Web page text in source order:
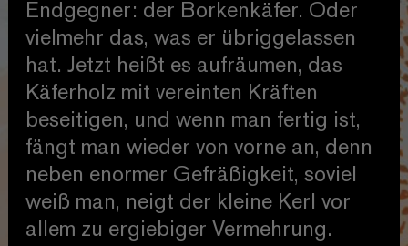
Endgegner: der Borkenkäfer. Oder
vielmehr das, was er übriggelassen
hat. Jetzt heißt es aufräumen, das
Käferholz mit vereinten Kräften
beseitigen, und wenn man fertig ist,
fängt man wieder von vorne an, denn
neben enormer Gefräßigkeit, soviel
weiß man, neigt der kleine Kerl vor
allem zu ergiebiger Vermehrung.